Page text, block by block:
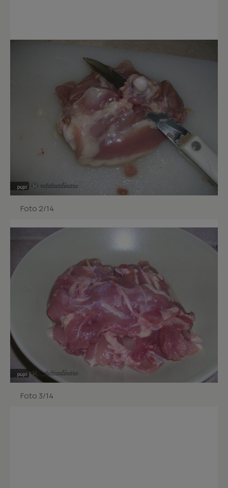
Foto 2/14
Foto 3/14